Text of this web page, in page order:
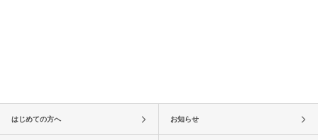
はじめての方へ お知らせ